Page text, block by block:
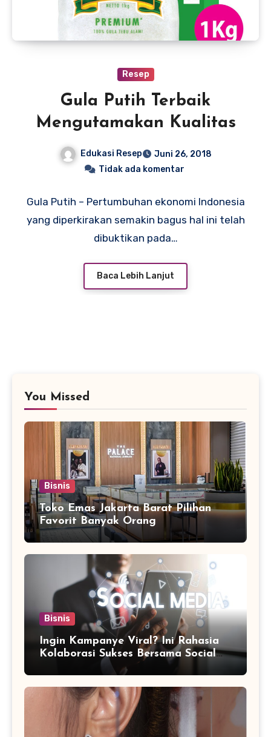
Resep
Gula Putih Terbaik
Mengutamakan Kualitas
Edukasi Resep
Juni 26, 2018
Tidak ada komentar
Gula Putih – Pertumbuhan ekonomi Indonesia
yang diperkirakan semakin bagus hal ini telah
dibuktikan pada…
Baca Lebih Lanjut
You Missed
Bisnis
Toko Emas Jakarta Barat Pilihan
Favorit Banyak Orang
Bisnis
Ingin Kampanye Viral? Ini Rahasia
Kolaborasi Sukses Bersama Social
Media Marketing Agency